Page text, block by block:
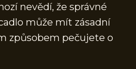
nevědí, že správné
může mít zásadní
způsobem pečujete o